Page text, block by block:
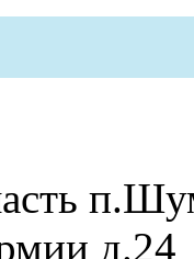
д.24